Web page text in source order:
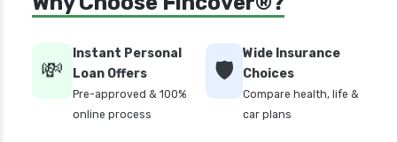
💸
Instant Personal
Loan Offers
Pre-approved & 100%
online process
🛡️
Wide Insurance
Choices
Compare health, life &
car plans